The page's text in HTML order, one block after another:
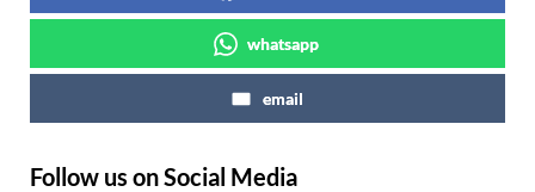
whatsapp
email
Follow us on Social Media